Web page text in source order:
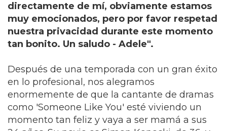
directamente de mí, obviamente estamos
muy emocionados, pero por favor respetad
nuestra privacidad durante este momento
tan bonito. Un saludo - Adele".
Después de una temporada con un gran éxito
en lo profesional, nos alegramos
enormemente de que la cantante de dramas
como 'Someone Like You' esté viviendo un
momento tan feliz y vaya a ser mamá a sus